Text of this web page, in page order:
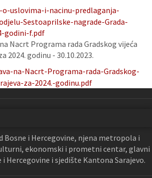
o-uslovima-i-nacinu-predlaganja-
Sestoaprilske-nagrade-Grada-
godini-f.pdf
Nacrt Programa rada Gradskog vijeća
2024. godinu - 30.10.2023.
na-Nacrt-Programa-rada-Gradskog-
za-2024.-godinu.pdf
Bosne i Hercegovine, njena metropola i
ekonomski i prometni centar, glavni
i Hercegovine i sjedište Kantona Sarajevo.